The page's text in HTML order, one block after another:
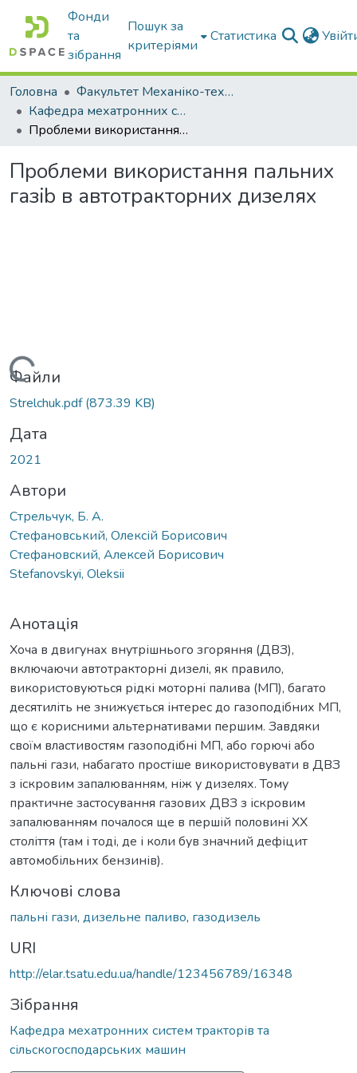
Фонди
та
зібрання
Пошук за
критеріями
Статистика
Головна
Факультет Механіко-технологічний
Кафедра мехатронних систем тракторів та сільскогосподарських машин
Проблеми використання пальних газib в автотракторних дизелях
Проблеми використання пальних
газib в автотракторних дизелях
Вантажиться...
Файли
Strelchuk.pdf(873.39 KB)
Дата
2021
Автори
Стрельчук, Б. А.
Стефановський, Олексій Борисович
Стефановский, Алексей Борисович
Stefanovskyi, Oleksii
Анотація
Хоча в двигунах внутрішнього згоряння (ДВЗ),
включаючи автотракторні дизелі, як правило,
використовуються рідкі моторні палива (МП), багато
десятиліть не знижується інтерес до газоподібних МП,
що є корисними альтернативами першим. Завдяки
своїм властивостям газоподібні МП, або горючі або
пальнi гази, набагато простіше використовувати в ДВЗ
з іскровим запалюванням, ніж у дизелях. Тому
практичне застосування газових ДВЗ з іскровим
запалюванням почалося ще в першій половині ХХ
століття (там і тоді, де і коли був значний дефіцит
автомобільних бензинів).
Ключові слова
пальні гази, дизельне паливо, газодизель
URI
http://elar.tsatu.edu.ua/handle/123456789/16348
Зібрання
Кафедра мехатронних систем тракторів та
сільскогосподарських машин